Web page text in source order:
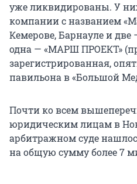
уже ликвидированы. У
компании с названием
Кемерове, Барнауле и две
одна — «МАРШ ПРОЕКТ»
зарегистрированная,
павильона в «Большой
Почти ко всем
юридическим лицам в
арбитражном суде
на общую сумму более 7